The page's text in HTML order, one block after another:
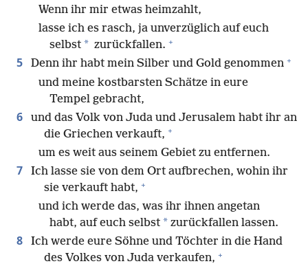
Wenn ihr mir etwas heimzahlt,
lasse ich es rasch, ja unverzüglich auf euch
selbst * zurückfallen. +
5 Denn ihr habt mein Silber und Gold genommen +
und meine kostbarsten Schätze in eure
Tempel gebracht,
6
und das Volk von Juda und Jerusalem habt ihr an
die Griechen verkauft, +
um es weit aus seinem Gebiet zu entfernen.
7
Ich lasse sie von dem Ort aufbrechen, wohin ihr
sie verkauft habt, +
und ich werde das, was ihr ihnen angetan
habt, auf euch selbst * zurückfallen lassen.
8
Ich werde eure Söhne und Töchter in die Hand
des Volkes von Juda verkaufen, +